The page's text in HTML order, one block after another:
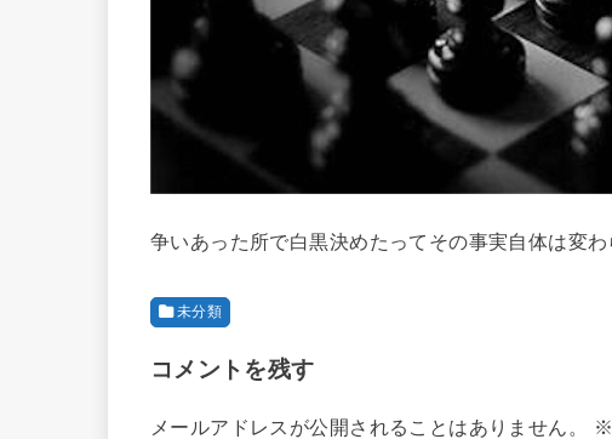
争いあった所で白黒決めたってその事実自体は変わ
未分類
コメントを残す
メールアドレスが公開されることはありません。 ※